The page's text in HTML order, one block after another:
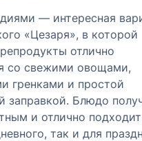
— интересная
«Цезаря», в которой
отлично
со свежими овощами,
гренками и простой
заправкой. Блюдо
и отлично
так и для